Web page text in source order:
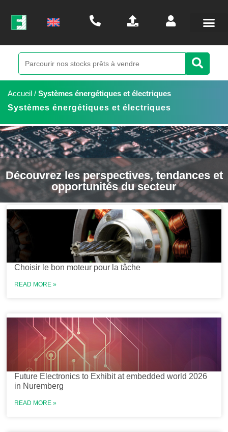
Accueil / Systèmes énergétiques et électriques
Systèmes énergétiques et électriques
Découvrez les perspectives, tendances et
opportunités du secteur
Choisir le bon moteur pour la tâche
READ MORE »
Future Electronics to Exhibit at embedded world 2026
in Nuremberg
READ MORE »